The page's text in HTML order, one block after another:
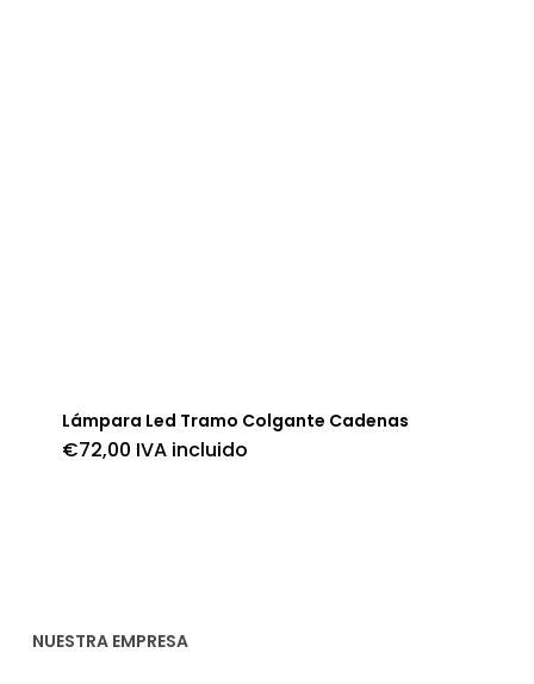
Lámpara Led Tramo Colgante Cadenas
€72,00 IVA incluido
NUESTRA EMPRESA